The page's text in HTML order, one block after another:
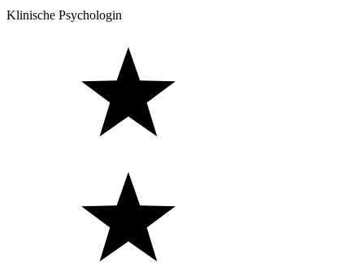
Klinische Psychologin